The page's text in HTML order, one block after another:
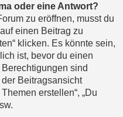
oder eine Antwort?
zu eröffnen, musst du
einen Beitrag zu
klicken. Es könnte sein,
ist, bevor du einen
sind
Beitragsansicht
erstellen“, „Du